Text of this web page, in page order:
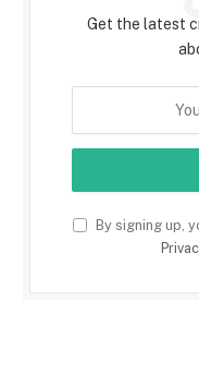
Get the latest
By signing up,